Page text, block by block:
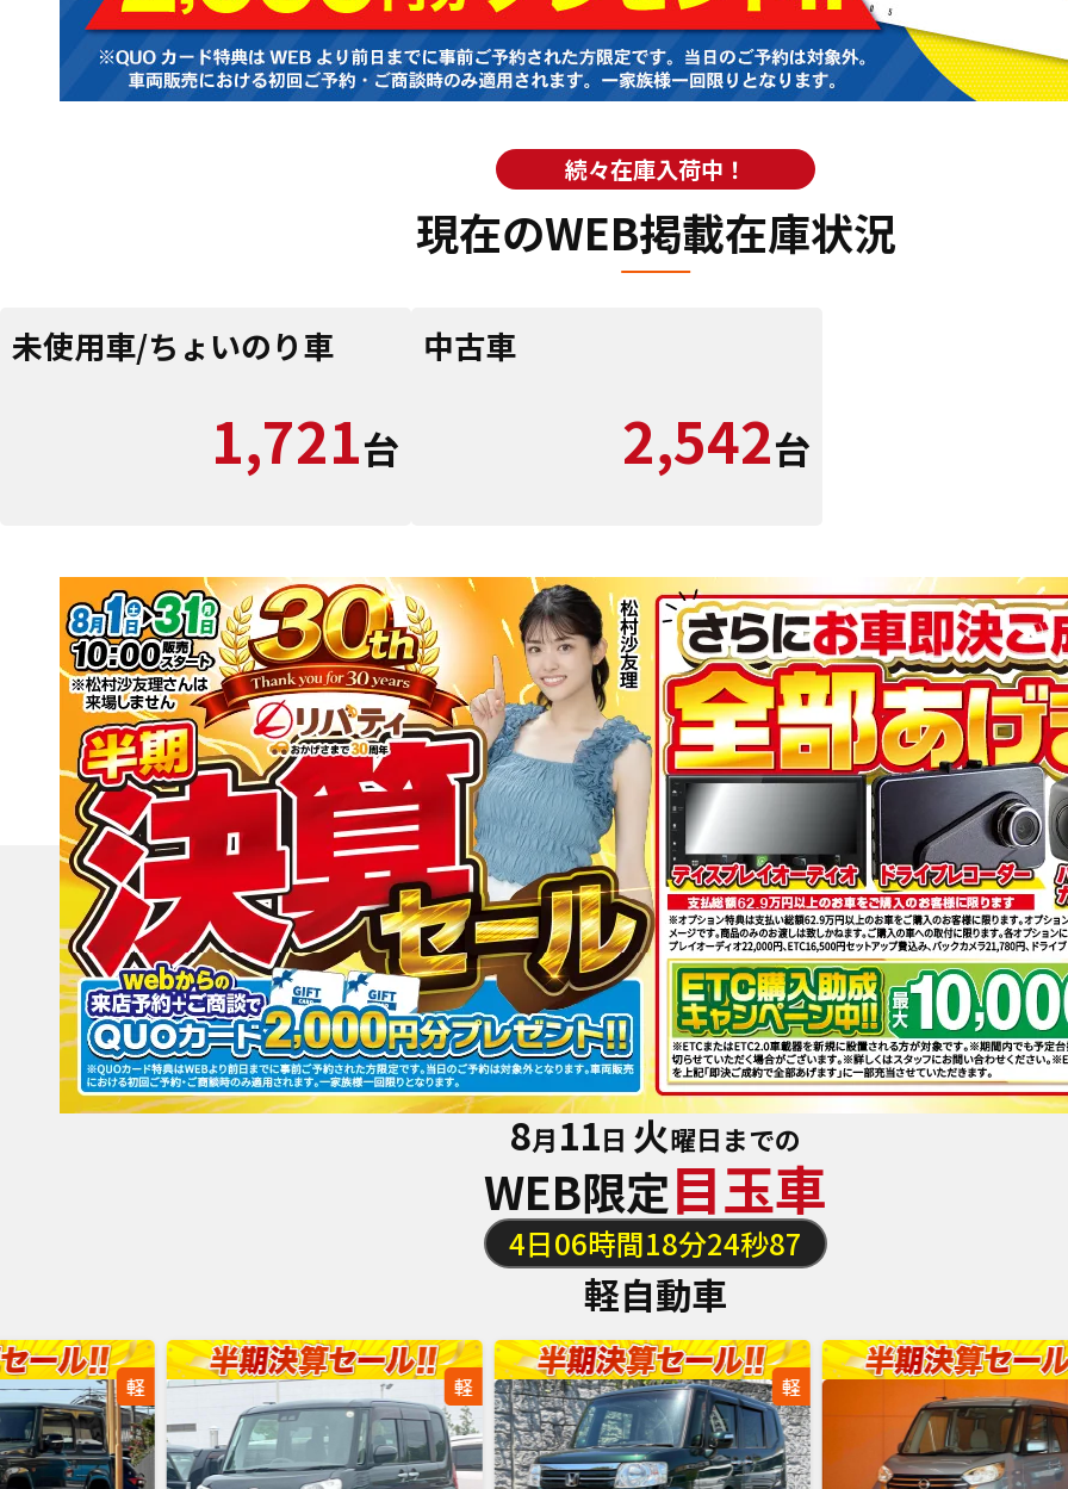
続々在庫入荷中！
現在のWEB掲載在庫状況
未使用車/ちょいのり車
1,721台
中古車
2,542台
8月11日 火曜日までの
WEB限定目玉車
4日06時間18分22秒72
軽自動車
軽 軽 軽